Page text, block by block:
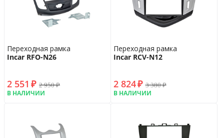
Переходная рамка
Incar RFO-N26
2 551 ₽ 2 950₽
В НАЛИЧИИ
Переходная рамка
Incar RCV-N12
2 824₽ 3 380₽
В НАЛИЧИИ